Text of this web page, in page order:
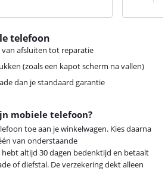
telefoon
van afsluiten tot reparatie
(zoals een kapot scherm na vallen)
dan je standaard garantie
mobiele telefoon?
toe aan je winkelwagen. Kies daarna
van onderstaande
hebt altijd 30 dagen bedenktijd en betaalt
of diefstal. De verzekering dekt alleen